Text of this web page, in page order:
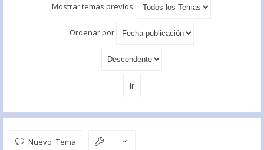
Mostrar temas previos:
Ordenar por
Nuevo Tema